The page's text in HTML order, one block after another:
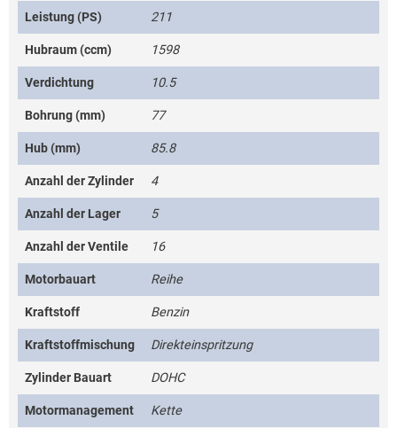
Leistung (PS) 211
Hubraum (ccm) 1598
Verdichtung 10.5
Bohrung (mm) 77
Hub (mm) 85.8
Anzahl der Zylinder 4
Anzahl der Lager 5
Anzahl der Ventile 16
Motorbauart Reihe
Kraftstoff Benzin
Kraftstoffmischung Direkteinspritzung
Zylinder Bauart DOHC
Motormanagement Kette